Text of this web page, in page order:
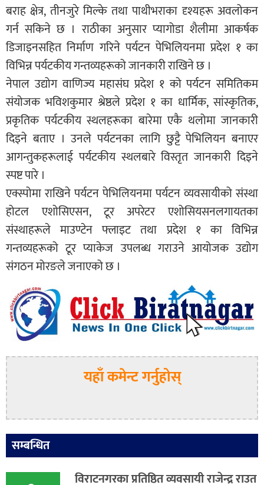
बराह क्षेत्र, तीनजुरे मिल्के तथा पाथीभराका दृश्यहरू अवलोकन
गर्न सकिने छ । राठीका अनुसार प्यागोडा शैलीमा आकर्षक
डिजाइनसहित निर्माण गरिने पर्यटन पेभिलियनमा प्रदेश १ का
विभिन्न पर्यटकीय गन्तव्यहरूको जानकारी राखिने छ ।
नेपाल उद्योग वाणिज्य महासंघ प्रदेश १ को पर्यटन समितिकम
संयोजक भविशकुमार श्रेष्ठले प्रदेश १ का धार्मिक, सांस्कृतिक,
प्रकृतिक पर्यटकीय स्थलहरूका बारेमा एकै थलोमा जानकारी
दिइने बताए । उनले पर्यटनका लागि छुट्टै पेभिलियन बनाएर
आगन्तुकहरूलाई पर्यटकीय स्थलबारे विस्तृत जानकारी दिइने
स्पष्ट पारे ।
एक्स्पोमा राखिने पर्यटन पेभिलियनमा पर्यटन व्यवसायीको संस्था
होटल एशोसिएसन, टूर अपरेटर एशोसियसनलगायतका
संस्थाहरूले माउण्टेन फ्लाइट तथा प्रदेश १ का विभिन्न
गन्तव्यहरूको टूर प्याकेज उपलब्ध गराउने आयोजक उद्योग
संगठन मोरङले जनाएको छ ।
यहाँ कमेन्ट गर्नुहोस्
सम्बन्धित
विराटनगरका प्रतिष्ठित व्यवसायी राजेन्द्र राउत